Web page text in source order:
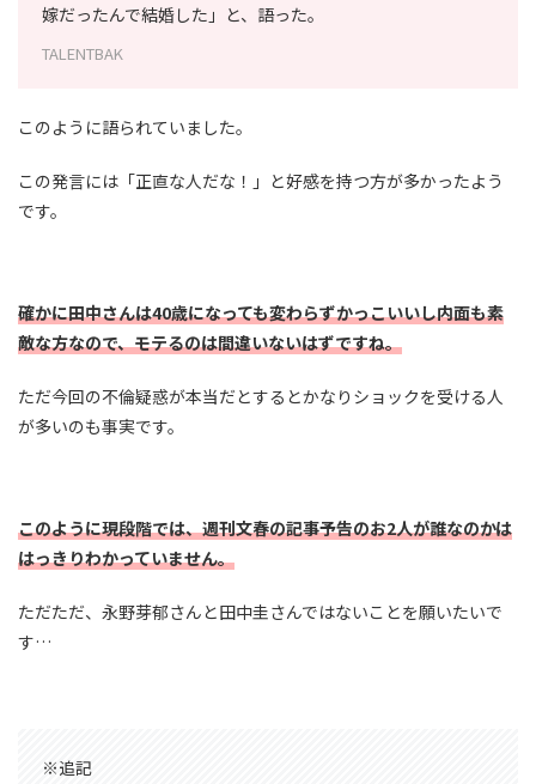
嫁だったんで結婚した」と、語った。
TALENTBAK
このように語られていました。
この発言には「正直な人だな！」と好感を持つ方が多かったよう
です。
確かに田中さんは40歳になっても変わらずかっこいいし内面も素
敵な方なので、モテるのは間違いないはずですね。
ただ今回の不倫疑惑が本当だとするとかなりショックを受ける人
が多いのも事実です。
このように現段階では、週刊文春の記事予告のお2人が誰なのかは
はっきりわかっていません。
ただただ、永野芽郁さんと田中圭さんではないことを願いたいで
す…
※追記